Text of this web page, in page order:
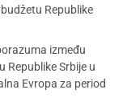
Republike
između
Republike Srbije u
Evropa za period